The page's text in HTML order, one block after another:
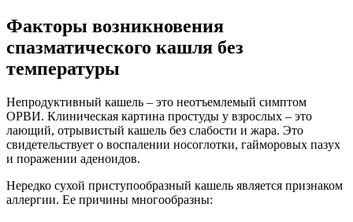
Факторы возникновения
спазматического кашля без
температуры
Непродуктивный кашель – это неотъемлемый симптом
ОРВИ. Клиническая картина простуды у взрослых – это
лающий, отрывистый кашель без слабости и жара. Это
свидетельствует о воспалении носоглотки, гайморовых пазух
и поражении аденоидов.
Нередко сухой приступообразный кашель является признаком
аллергии. Ее причины многообразны: